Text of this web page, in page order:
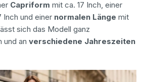
Capriform mit ca. 17 Inch, einer
Inch und einer normalen Länge mit
sich das Modell ganz
und an verschiedene Jahreszeiten